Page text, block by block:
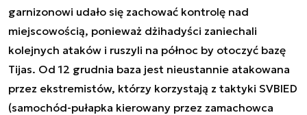
garnizonowi udało się zachować kontrolę nad
miejscowością, ponieważ dżihadyści zaniechali
kolejnych ataków i ruszyli na północ by otoczyć bazę
Tijas. Od 12 grudnia baza jest nieustannie atakowana
przez ekstremistów, którzy korzystają z taktyki SVBIED
(samochód-pułapka kierowany przez zamachowca